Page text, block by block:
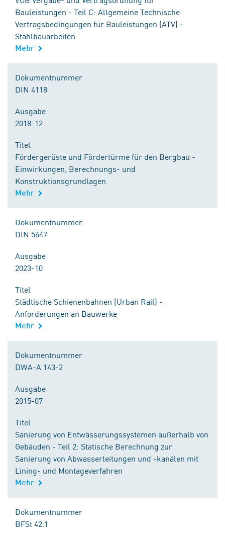
Bauleistungen - Teil C: Allgemeine Technische
Vertragsbedingungen für Bauleistungen (ATV) -
Stahlbauarbeiten
Mehr
Dokumentnummer
DIN 4118
Ausgabe
2018-12
Titel
Fördergerüste und Fördertürme für den Bergbau -
Einwirkungen, Berechnungs- und
Konstruktionsgrundlagen
Mehr
Dokumentnummer
DIN 5647
Ausgabe
2023-10
Titel
Städtische Schienenbahnen (Urban Rail) -
Anforderungen an Bauwerke
Mehr
Dokumentnummer
DWA-A 143-2
Ausgabe
2015-07
Titel
Sanierung von Entwässerungssystemen außerhalb von
Gebäuden - Teil 2: Statische Berechnung zur
Sanierung von Abwasserleitungen und -kanälen mit
Lining- und Montageverfahren
Mehr
Dokumentnummer
BFSt 42.1